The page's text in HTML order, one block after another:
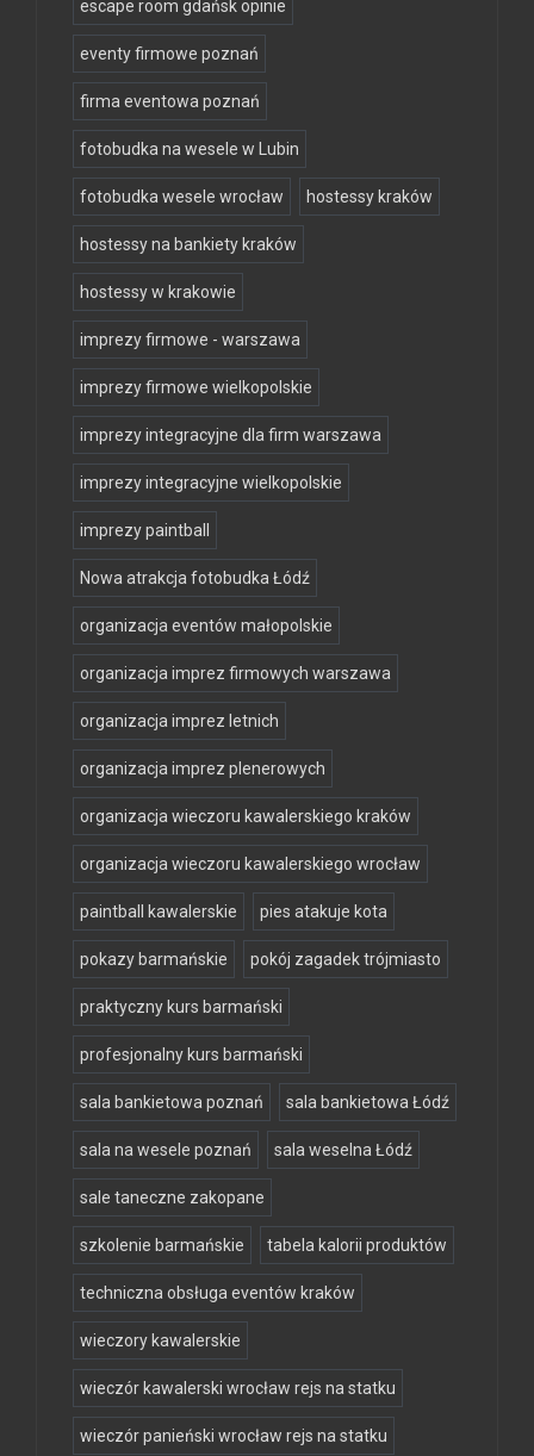
escape room gdańsk opinie
eventy firmowe poznań
firma eventowa poznań
fotobudka na wesele w Lubin
fotobudka wesele wrocław hostessy kraków
hostessy na bankiety kraków
hostessy w krakowie
imprezy firmowe - warszawa
imprezy firmowe wielkopolskie
imprezy integracyjne dla firm warszawa
imprezy integracyjne wielkopolskie
imprezy paintball
Nowa atrakcja fotobudka Łódź
organizacja eventów małopolskie
organizacja imprez firmowych warszawa
organizacja imprez letnich
organizacja imprez plenerowych
organizacja wieczoru kawalerskiego kraków
organizacja wieczoru kawalerskiego wrocław
paintball kawalerskie pies atakuje kota
pokazy barmańskie pokój zagadek trójmiasto
praktyczny kurs barmański
profesjonalny kurs barmański
sala bankietowa poznań sala bankietowa Łódź
sala na wesele poznań sala weselna Łódź
sale taneczne zakopane
szkolenie barmańskie tabela kalorii produktów
techniczna obsługa eventów kraków
wieczory kawalerskie
wieczór kawalerski wrocław rejs na statku
wieczór panieński wrocław rejs na statku